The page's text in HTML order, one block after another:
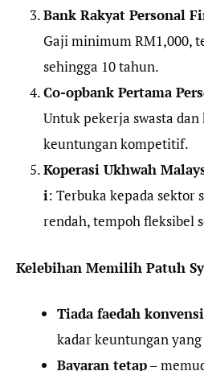
Bank Rakyat Personal
Gaji minimum RM1,000,
sehingga 10 tahun.
Co-opbank Pertama
Untuk pekerja swasta
keuntungan kompetitif.
Koperasi Ukhwah
i: Terbuka kepada sektor
rendah, tempoh fleksibel
Kelebihan Memilih Patuh
Tiada faedah
kadar keuntungan
Bayaran tetap–